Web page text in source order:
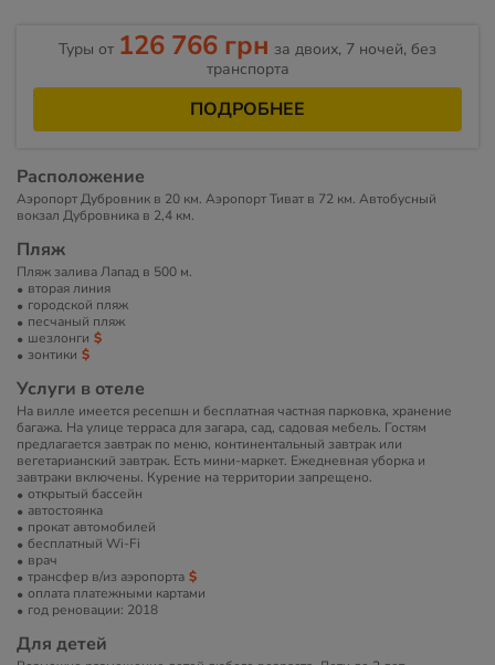
Туры от 126 766 грн за двоих, 7 ночей, без
транспорта
ПОДРОБНЕЕ
Расположение
Аэропорт Дубровник в 20 км. Аэропорт Тиват в 72 км. Автобусный
вокзал Дубровника в 2,4 км.
Пляж
Пляж залива Лапад в 500 м.
вторая линия
городской пляж
песчаный пляж
шезлонги
зонтики
Услуги в отеле
На вилле имеется ресепшн и бесплатная частная парковка, хранение
багажа. На улице терраса для загара, сад, садовая мебель. Гостям
предлагается завтрак по меню, континентальный завтрак или
вегетарианский завтрак. Есть мини-маркет. Ежедневная уборка и
завтраки включены. Курение на территории запрещено.
открытый бассейн
автостоянка
прокат автомобилей
бесплатный Wi-Fi
врач
трансфер в/из аэропорта
оплата платежными картами
год реновации: 2018
Для детей